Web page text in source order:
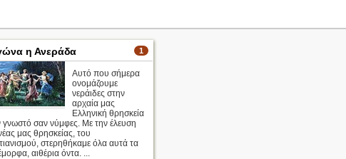
1
η Ανεράδα
Αυτό που σήμερα
ονομάζουμε
νεράιδες στην
αρχαία μας
Ελληνική θρησκεία
γνωστό σαν νύμφες. Με την έλευση
μας θρησκείας, του
στερηθήκαμε όλα αυτά τα
αιθέρια όντα. ...